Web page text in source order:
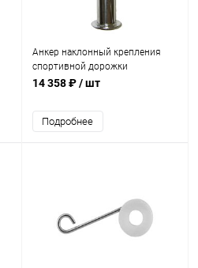
Анкер наклонный крепления
спортивной дорожки
Акватехника AISI 316 (плитка)
14 358 ₽/ шт
Подробнее